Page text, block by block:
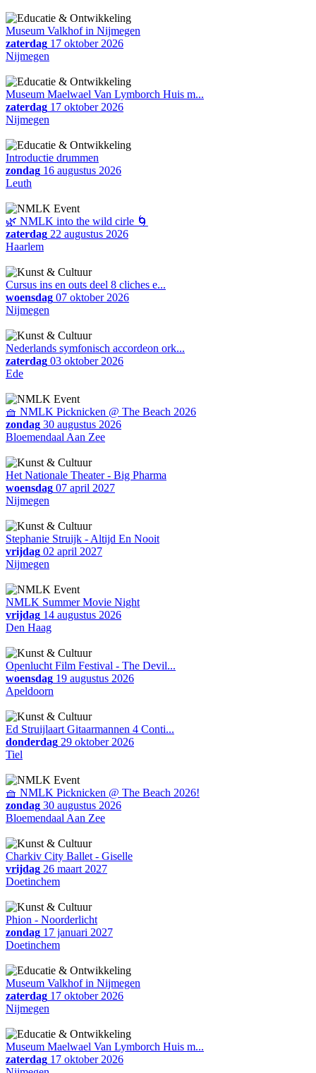
Museum Valkhof in Nijmegen
zaterdag 17 oktober 2026
Nijmegen
Museum Maelwael Van Lymborch Huis m...
zaterdag 17 oktober 2026
Nijmegen
Introductie drummen
zondag 16 augustus 2026
Leuth
🌿 NMLK into the wild cirle 🌀
zaterdag 22 augustus 2026
Haarlem
Cursus ins en outs deel 8 cliches e...
woensdag 07 oktober 2026
Nijmegen
Nederlands symfonisch accordeon ork...
zaterdag 03 oktober 2026
Ede
🧺 NMLK Picknicken @ The Beach 2026
zondag 30 augustus 2026
Bloemendaal Aan Zee
Het Nationale Theater - Big Pharma
woensdag 07 april 2027
Nijmegen
Stephanie Struijk - Altijd En Nooit
vrijdag 02 april 2027
Nijmegen
NMLK Summer Movie Night
vrijdag 14 augustus 2026
Den Haag
Openlucht Film Festival - The Devil...
woensdag 19 augustus 2026
Apeldoorn
Ed Struijlaart Gitaarmannen 4 Conti...
donderdag 29 oktober 2026
Tiel
🧺 NMLK Picknicken @ The Beach 2026!
zondag 30 augustus 2026
Bloemendaal Aan Zee
Charkiv City Ballet - Giselle
vrijdag 26 maart 2027
Doetinchem
Phion - Noorderlicht
zondag 17 januari 2027
Doetinchem
Museum Valkhof in Nijmegen
zaterdag 17 oktober 2026
Nijmegen
Museum Maelwael Van Lymborch Huis m...
zaterdag 17 oktober 2026